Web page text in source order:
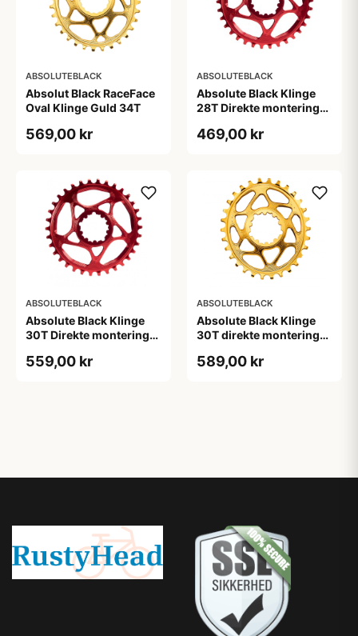
ABSOLUTEBLACK
Absolut Black RaceFace
Oval Klinge Guld 34T
569,00 kr
ABSOLUTEBLACK
Absolute Black Klinge
28T Direkte montering
469,00 kr
ABSOLUTEBLACK
Absolute Black Klinge
30T Direkte montering
Rød
559,00 kr
ABSOLUTEBLACK
Absolute Black Klinge
30T direkte montering
589,00 kr